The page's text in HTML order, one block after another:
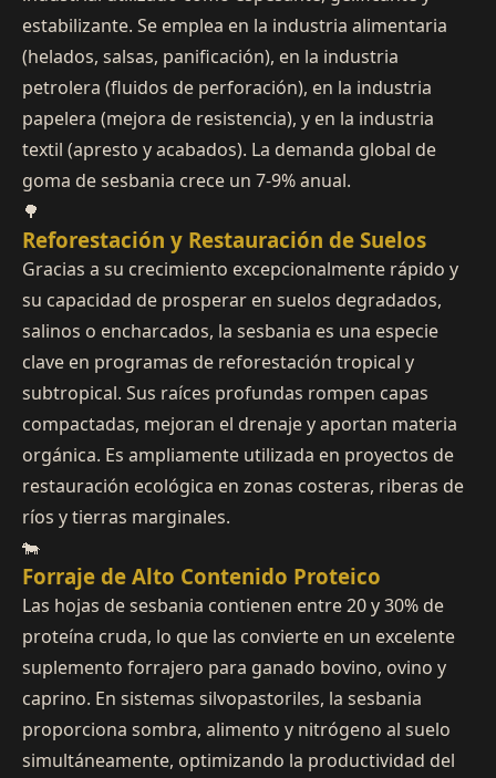
estabilizante. Se emplea en la industria alimentaria
(helados, salsas, panificación), en la industria
petrolera (fluidos de perforación), en la industria
papelera (mejora de resistencia), y en la industria
textil (apresto y acabados). La demanda global de
goma de sesbania crece un 7-9% anual.
🌳
Reforestación y Restauración de Suelos
Gracias a su crecimiento excepcionalmente rápido y
su capacidad de prosperar en suelos degradados,
salinos o encharcados, la sesbania es una especie
clave en programas de reforestación tropical y
subtropical. Sus raíces profundas rompen capas
compactadas, mejoran el drenaje y aportan materia
orgánica. Es ampliamente utilizada en proyectos de
restauración ecológica en zonas costeras, riberas de
ríos y tierras marginales.
🐄
Forraje de Alto Contenido Proteico
Las hojas de sesbania contienen entre 20 y 30% de
proteína cruda, lo que las convierte en un excelente
suplemento forrajero para ganado bovino, ovino y
caprino. En sistemas silvopastoriles, la sesbania
proporciona sombra, alimento y nitrógeno al suelo
simultáneamente, optimizando la productividad del